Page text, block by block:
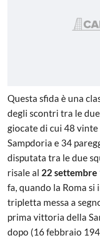
Questa sfida è una
degli scontri tra le
giocate di cui 48
Sampdoria e 34
disputata tra le due
risale al 22 settembre
fa, quando la Roma si
tripletta messa a
prima vittoria della
dopo (16 febbraio